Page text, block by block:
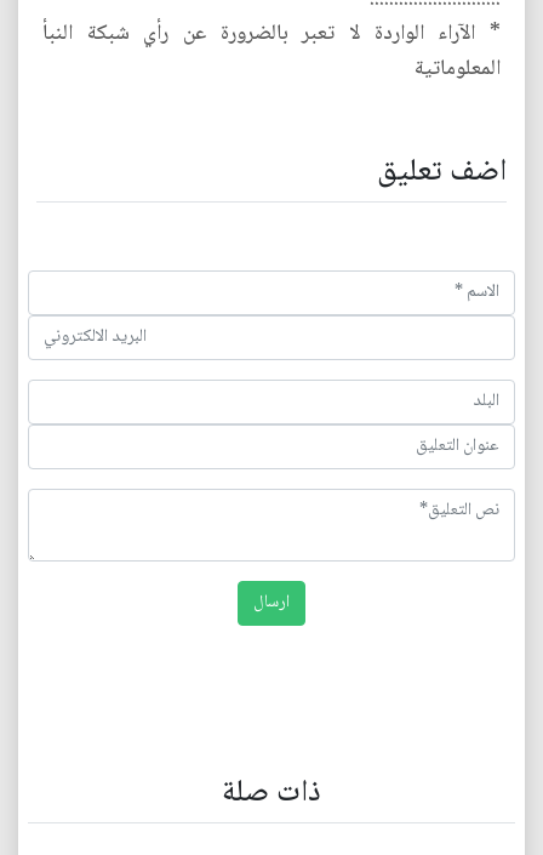
* الآراء الواردة لا تعبر بالضرورة عن رأي شبكة النبأ
المعلوماتية
اضف تعليق
ذات صلة